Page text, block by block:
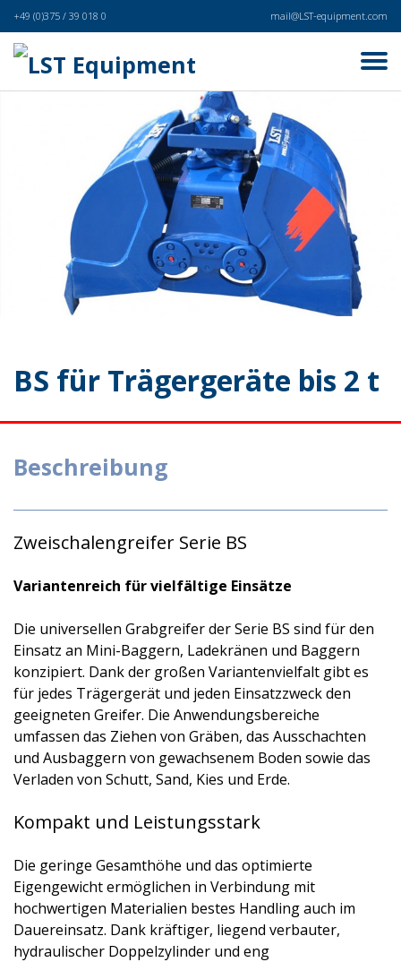
+49 (0)375 / 39 018 0 mail@LST-equipment.com
BS für Trägergeräte bis 2 t
Beschreibung
Zweischalengreifer Serie BS
Variantenreich für vielfältige Einsätze
Die universellen Grabgreifer der Serie BS sind für den
Einsatz an Mini-Baggern, Ladekränen und Baggern
konzipiert. Dank der großen Variantenvielfalt gibt es
für jedes Trägergerät und jeden Einsatzzweck den
geeigneten Greifer. Die Anwendungsbereiche
umfassen das Ziehen von Gräben, das Ausschachten
und Ausbaggern von gewachsenem Boden sowie das
Verladen von Schutt, Sand, Kies und Erde.
Kompakt und Leistungsstark
Die geringe Gesamthöhe und das optimierte
Eigengewicht ermöglichen in Verbindung mit
hochwertigen Materialien bestes Handling auch im
Dauereinsatz. Dank kräftiger, liegend verbauter,
hydraulischer Doppelzylinder und eng